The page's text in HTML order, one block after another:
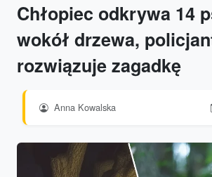
Chłopiec odkrywa 14
wokół drzewa,
rozwiązuje zagadkę
Anna Kowalska